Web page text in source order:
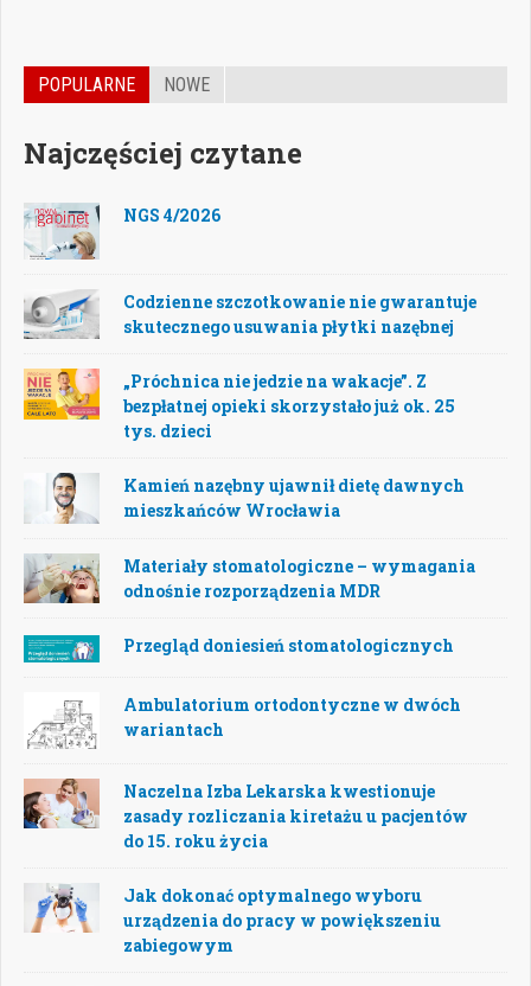
POPULARNE NOWE
Najczęściej czytane
NGS 4/2026
Codzienne szczotkowanie nie gwarantuje
skutecznego usuwania płytki nazębnej
„Próchnica nie jedzie na wakacje”. Z
bezpłatnej opieki skorzystało już ok. 25
tys. dzieci
Kamień nazębny ujawnił dietę dawnych
mieszkańców Wrocławia
Materiały stomatologiczne – wymagania
odnośnie rozporządzenia MDR
Przegląd doniesień stomatologicznych
Ambulatorium ortodontyczne w dwóch
wariantach
Naczelna Izba Lekarska kwestionuje
zasady rozliczania kiretażu u pacjentów
do 15. roku życia
Jak dokonać optymalnego wyboru
urządzenia do pracy w powiększeniu
zabiegowym